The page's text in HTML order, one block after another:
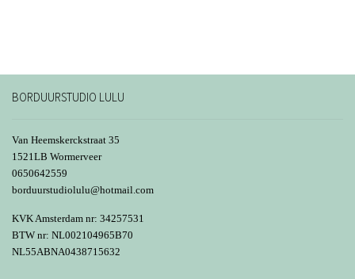
BORDUURSTUDIO LULU
Van Heemskerckstraat 35
1521LB Wormerveer
0650642559
borduurstudiolulu@hotmail.com
KVK Amsterdam nr: 34257531
BTW nr: NL002104965B70
NL55ABNA0438715632